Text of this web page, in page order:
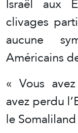
clivages
aucune
Américains
« Vous
avez perdu
le